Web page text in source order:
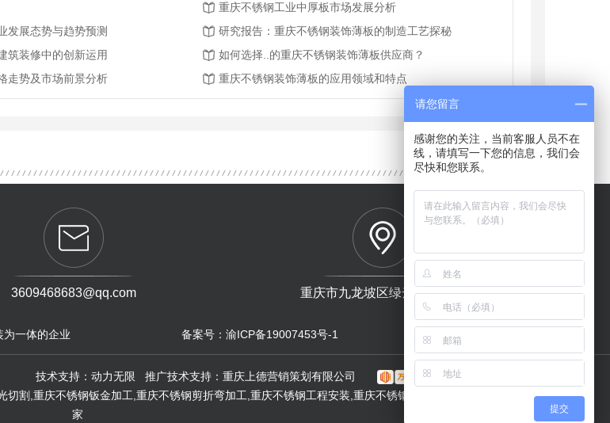
重庆不锈钢工业中厚板市场发展分析
发展态势与趋势预测
研究报告：重庆不锈钢装饰薄板的制造工艺探秘
筑装修中的创新运用
如何选择..的重庆不锈钢装饰薄板供应商？
走势及市场前景分析
重庆不锈钢装饰薄板的应用领域和特点
3609468683@qq.com 重庆市九龙坡区绿云钢材市场
一体的企业 备案号： 渝ICP备19007453号-1 网站地图
有 技术支持： 动力无限 推广技术支持： 重庆上德营销策划有限公司
割,重庆不锈钢钣金加工,重庆不锈钢剪折弯加工,重庆不锈钢工程安装,重庆不锈钢金属制品加工,重庆不锈钢厂
家
请您留言
感谢您的关注，当前客服人员不在
线，请填写一下您的信息，我们会
尽快和您联系。
提交